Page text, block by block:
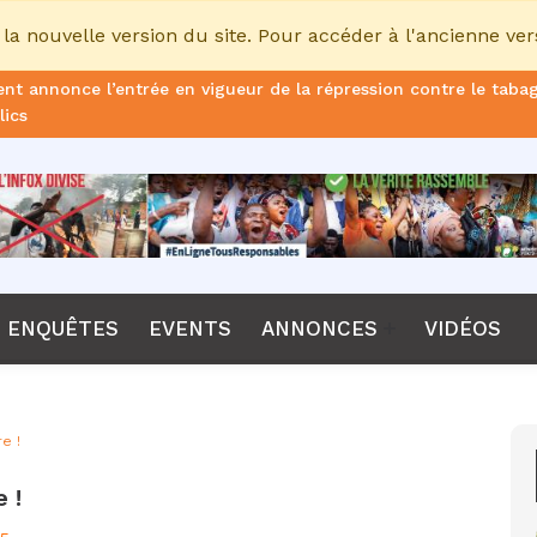
nouvelle version du site. Pour accéder à l'ancienne
annonce l’entrée en vigueur de la répression contre le
le non-renouvellement du contrat d'Emerse Faé à la tête
nouveau sélectionneur de l’équipe de France
CPI, Karim Khan, démis de ses fonctions par les États parties
ENQUÊTES EVENTS ANNONCES VIDÉOS
!
!